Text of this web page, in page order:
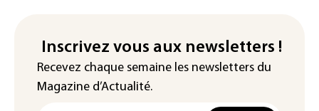
Inscrivez vous aux newsletters !
Recevez chaque semaine les newsletters du
Magazine d’Actualité.